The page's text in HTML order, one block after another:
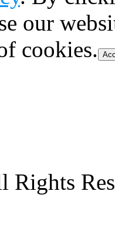
our
cookies.